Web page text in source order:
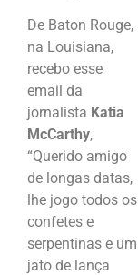
De Baton Rouge,
na Louisiana,
recebo esse
email da
jornalista Katia
McCarthy,
“Querido amigo
de longas datas,
lhe jogo todos os
confetes e
serpentinas e um
jato de lança